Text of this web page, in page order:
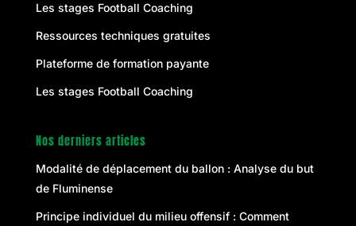
Les stages Football Coaching
Ressources techniques gratuites
Plateforme de formation payante
Les stages Football Coaching
Nos derniers articles
Modalité de déplacement du ballon : Analyse du but
de Fluminense
Principe individuel du milieu offensif : Comment